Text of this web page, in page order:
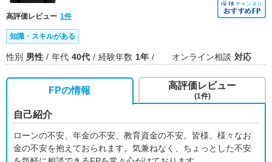
高評価レビュー 1件
知識・スキルがある
性別 男性 年代 40代 経験年数 1年 オンライン相談 対応
FPの情報
自己紹介
ローンの不安、年金の不安、教育資金の不安。皆様、様々なお
金の不安を抱えておられます。気兼ねなく、ちょっとした不安
高評価レビュー
(1件)